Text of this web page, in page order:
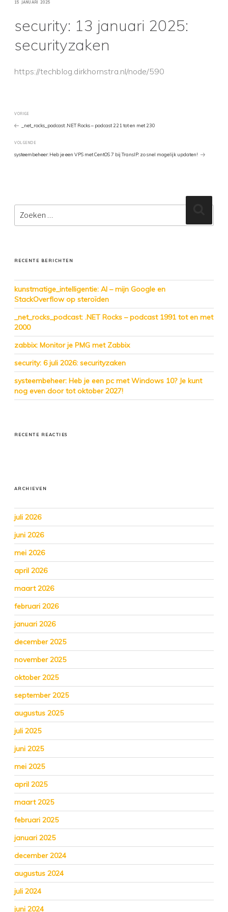
GEPLAATST
15 JANUARI 2025
security: 13 januari 2025:
securityzaken
https://techblog.dirkhornstra.nl/node/590
Bericht
navigatie
Vorig
bericht
VORIGE
_net_rocks_podcast: .NET Rocks – podcast 221 tot en met 230
Volgend
Bericht
VOLGENDE
systeembeheer: Heb je een VPS met CentOS 7 bij TransIP: zo snel mogelijk updaten!
Zoeken
naar:
RECENTE BERICHTEN
kunstmatige_intelligentie: AI – mijn Google en
StackOverflow op steroïden
_net_rocks_podcast: .NET Rocks – podcast 1991 tot en met
2000
zabbix: Monitor je PMG met Zabbix
security: 6 juli 2026: securityzaken
systeembeheer: Heb je een pc met Windows 10? Je kunt
nog even door tot oktober 2027!
RECENTE REACTIES
ARCHIEVEN
juli 2026
juni 2026
mei 2026
april 2026
maart 2026
februari 2026
januari 2026
december 2025
november 2025
oktober 2025
september 2025
augustus 2025
juli 2025
juni 2025
mei 2025
april 2025
maart 2025
februari 2025
januari 2025
december 2024
augustus 2024
juli 2024
juni 2024